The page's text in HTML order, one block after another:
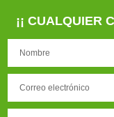
¡¡ CUALQUIER